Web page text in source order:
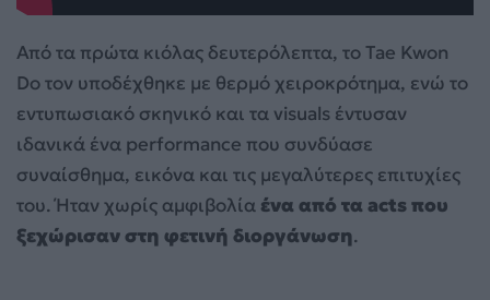
Από τα πρώτα κιόλας δευτερόλεπτα, το Tae Kwon
Do τον υποδέχθηκε με θερμό χειροκρότημα, ενώ το
εντυπωσιακό σκηνικό και τα visuals έντυσαν
ιδανικά ένα performance που συνδύασε
συναίσθημα, εικόνα και τις μεγαλύτερες επιτυχίες
του. Ήταν χωρίς αμφιβολία ένα από τα acts που
ξεχώρισαν στη φετινή διοργάνωση.